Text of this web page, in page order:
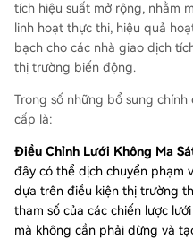
* **Đặt lệnh dày đặc:** Số lưới tối đa cho mỗi chi
ến lược đã được tăng lên
h chi tiết hơn. * **Chia sẻ chiến lược:** Người dù
ng có thể chia sẻ tham số
QR hoặc liên kết để người
n khai chỉ với một thao tác. Những nâng cấp này
đáp ứng nhu cầu ngày càng
hạ tầng giao dịch bot linh
sự phát triển của thị trường
các chiến lược giao dịch
tích hiệu suất mở rộng, nhằm
linh hoạt thực thi, hiệu quả
bạch cho các nhà giao dịch
thị trường biến động.
Trong số những bổ sung
cấp là:
Điều Chỉnh Lưới Không Ma
đây có thể dịch chuyển phạm
dựa trên điều kiện thị trường
tham số của các chiến lược
mà không cần phải dừng và